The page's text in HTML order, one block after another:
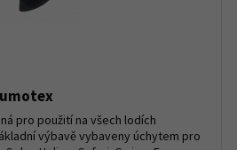
pro použití na všech lodích
výbavě vybaveny úchytem pro